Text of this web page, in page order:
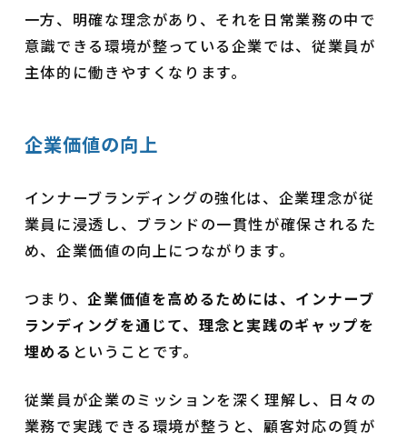
一方、明確な理念があり、それを日常業務の中で
意識できる環境が整っている企業では、従業員が
主体的に働きやすくなります。
企業価値の向上
インナーブランディングの強化は、企業理念が従
業員に浸透し、ブランドの一貫性が確保されるた
め、企業価値の向上につながります。
つまり、企業価値を高めるためには、インナーブ
ランディングを通じて、理念と実践のギャップを
埋める ということです。
従業員が企業のミッションを深く理解し、日々の
業務で実践できる環境が整うと、顧客対応の質が